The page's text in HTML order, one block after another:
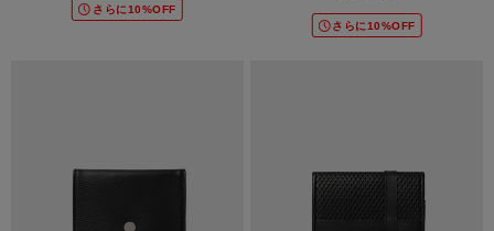
さらに10%OFF
さらに10%OFF